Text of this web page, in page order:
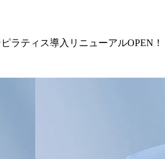
ラティス導入リニューアルOPEN